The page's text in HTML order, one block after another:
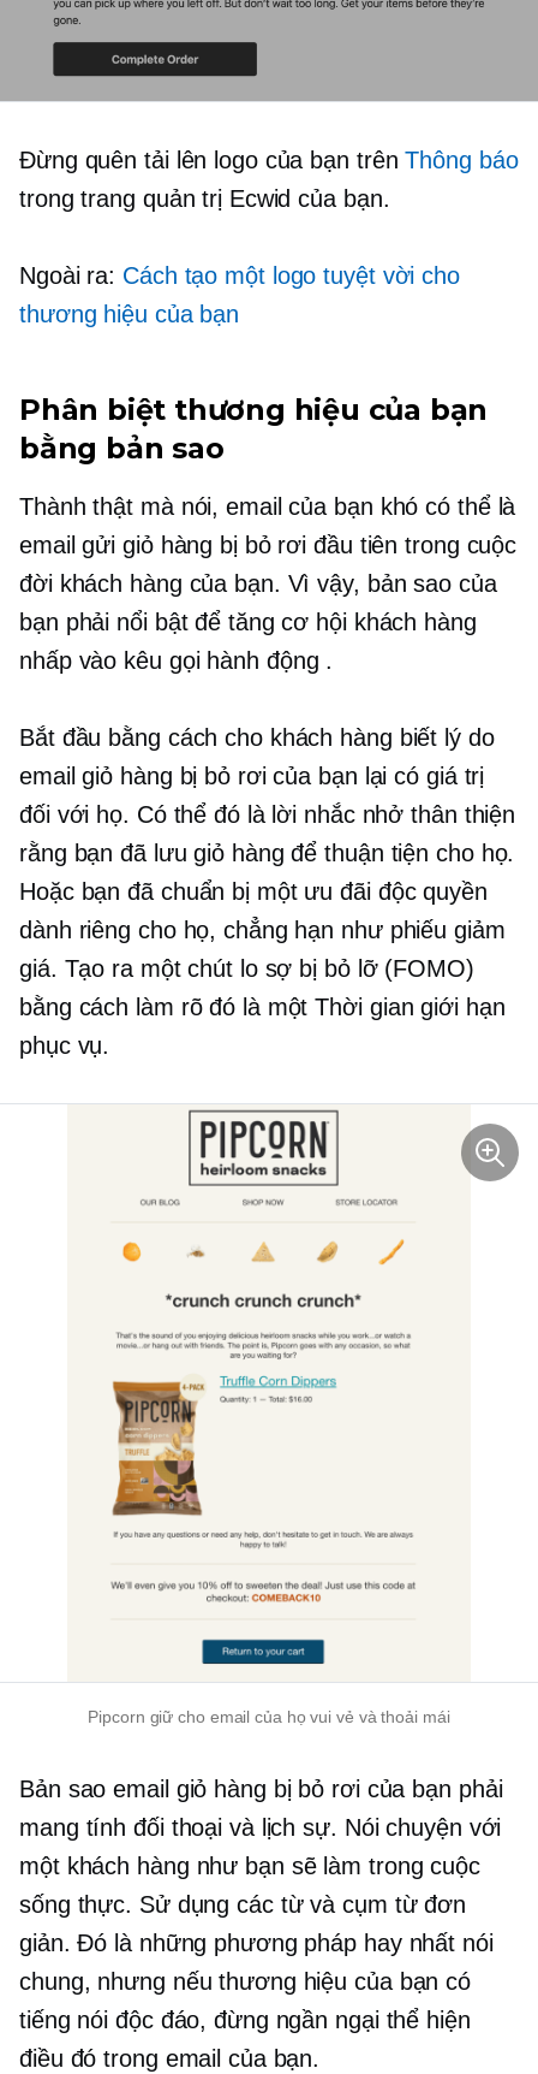
Đừng quên tải lên logo của bạn trênThông báo
trong trang quản trị Ecwid của bạn.
Ngoài ra: Cách tạo một logo tuyệt vời cho
thương hiệu của bạn
Phân biệt thương hiệu của bạn
bằng bản sao
Thành thật mà nói, email của bạn khó có thể là
email gửi giỏ hàng bị bỏ rơi đầu tiên trong cuộc
đời khách hàng của bạn. Vì vậy, bản sao của
bạn phải nổi bật để tăng cơ hội khách hàng
nhấp vào kêu gọi hành động .
Bắt đầu bằng cách cho khách hàng biết lý do
email giỏ hàng bị bỏ rơi của bạn lại có giá trị
đối với họ. Có thể đó là lời nhắc nhở thân thiện
rằng bạn đã lưu giỏ hàng để thuận tiện cho họ.
Hoặc bạn đã chuẩn bị một ưu đãi độc quyền
dành riêng cho họ, chẳng hạn như phiếu giảm
giá. Tạo ra một chút lo sợ bị bỏ lỡ (FOMO)
bằng cách làm rõ đó là mộtThời gian giới hạn
phục vụ.
Pipcorn giữ cho email của họ vui vẻ và thoải mái
Bản sao email giỏ hàng bị bỏ rơi của bạn phải
mang tính đối thoại và lịch sự. Nói chuyện với
một khách hàng như bạn sẽ làm trong cuộc
sống thực. Sử dụng các từ và cụm từ đơn
giản. Đó là những phương pháp hay nhất nói
chung, nhưng nếu thương hiệu của bạn có
tiếng nói độc đáo, đừng ngần ngại thể hiện
điều đó trong email của bạn.